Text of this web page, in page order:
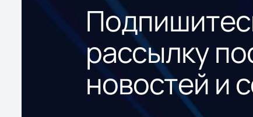
рассылку
новостей и